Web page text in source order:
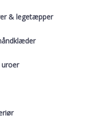
& legetæpper